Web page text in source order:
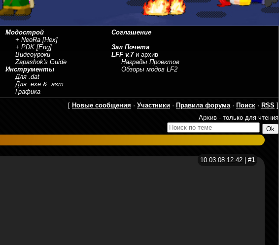
Модострой
+ NeoRa [Hex]
+ PDK [Eng]
Видеоуроки
Zapashok's Guide
Инструменты
Для .dat
Для .exe & .asm
Графика
Соглашение
Зал Почета
LFF v.7и архив
Награды Проектов
Обзоры модов LF2
[ Новые сообщения · Участники · Правила форума· Поиск · RSS ]
Архив - только для чтения
10.03.08 12:42 | #1